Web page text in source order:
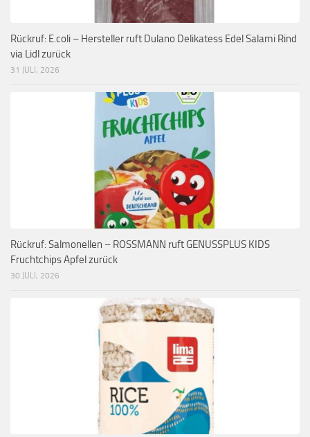
Rückruf: E.coli – Hersteller ruft Dulano Delikatess Edel Salami Rind
via Lidl zurück
31 JULI, 2026
Rückruf: Salmonellen – ROSSMANN ruft GENUSSPLUS KIDS
Fruchtchips Apfel zurück
30 JULI, 2026